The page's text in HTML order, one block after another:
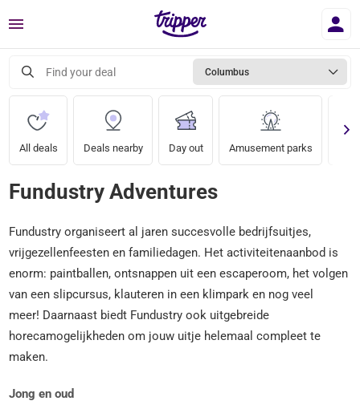
Menu
Find your deal Columbus
All deals Deals nearby Day out Amusement parks
Fundustry Adventures
Fundustry organiseert al jaren succesvolle bedrijfsuitjes,
vrijgezellenfeesten en familiedagen. Het activiteitenaanbod is
enorm: paintballen, ontsnappen uit een escaperoom, het volgen
van een slipcursus, klauteren in een klimpark en nog veel
meer! Daarnaast biedt Fundustry ook uitgebreide
horecamogelijkheden om jouw uitje helemaal compleet te
maken.
Jong en oud